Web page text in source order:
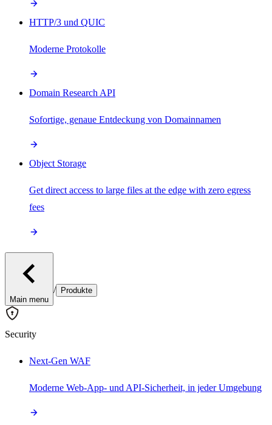
HTTP/3 und QUIC
Moderne Protokolle
Domain Research API
Sofortige, genaue Entdeckung von Domainnamen
Object Storage
Get direct access to large files at the edge with zero egress
fees
Main menu
/ Produkte
Security
Next-Gen WAF
Moderne Web-App- und API-Sicherheit, in jeder Umgebung